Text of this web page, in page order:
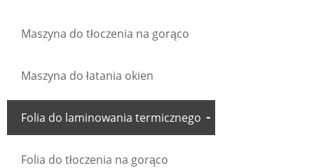
Maszyna do tłoczenia na gorąco
Maszyna do łatania okien
Folia do laminowania termicznego
Folia do tłoczenia na gorąco